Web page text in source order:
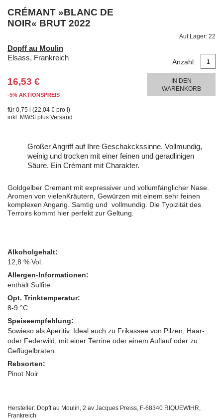
CRÉMANT »BLANC DE
NOIR« BRUT 2022
Dopff au Moulin
Elsass, Frankreich
16,53 €
-5% AKTIONSPREIS
für 0,75 l (22,04 € pro l)
inkl. MWSt plus Versand
Auf Lager: 22
Anzahl:
IN DEN
WARENKORB
Großer Angriff auf Ihre Geschakckssinne. Vollmundig,
weinig und trocken mit einer feinen und geradlinigen
Säure. Ein Crémant mit Charakter.
Goldgelber Cremant mit expressiver und vollumfänglicher Nase.
Aromen von vielenKräutern, Gewürzen mit einem sehr feinen
komplexen Angang. Samtig und vollmundig. Die Typizität des
Terroirs kommt hier perfekt zur Geltung.
Alkoholgehalt:
12,8 % Vol.
Allergen-Informationen:
enthält Sulfite
Opt. Trinktemperatur:
8-9 °C
Speiseempfehlung:
Sowieso als Aperitiv. Ideal auch zu Frikassee von Pilzen, Haar-
oder Federwild, mit einer Terrine oder einem Auflauf oder zu
Geflügelbraten.
Rebsorten:
Pinot Noir
Hersteller: Dopff au Moulin, 2 av Jacques Preiss, F-68340 RIQUEWIHR,
Frankreich